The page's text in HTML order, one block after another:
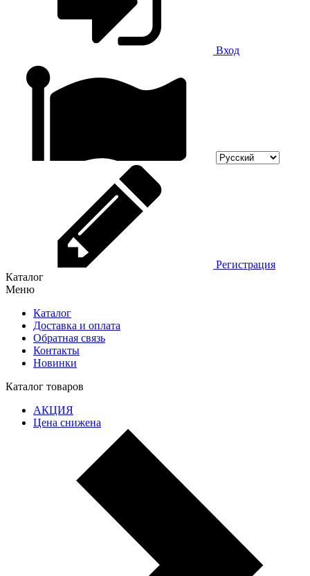
Вход
Регистрация
Каталог
Меню
Каталог
Доставка и оплата
Обратная связь
Контакты
Новинки
Каталог товаров
АКЦИЯ
Цена снижена